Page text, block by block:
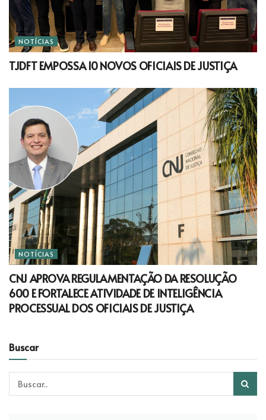
NOTÍCIAS
TJDFT EMPOSSA 10 NOVOS OFICIAIS DE JUSTIÇA
NOTÍCIAS
CNJ APROVA REGULAMENTAÇÃO DA RESOLUÇÃO
600 E FORTALECE ATIVIDADE DE INTELIGÊNCIA
PROCESSUAL DOS OFICIAIS DE JUSTIÇA
Buscar